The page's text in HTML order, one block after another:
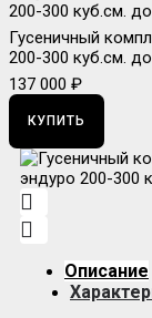
Гусеничный
200-300 куб.см.
137 000 ₽
КУПИТЬ
Описание